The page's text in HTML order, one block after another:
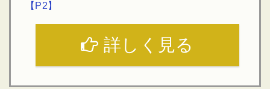
【P2】
詳しく見る